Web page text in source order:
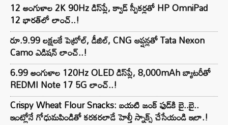
12 అంగుళాల 2K 90Hz డిస్‌ప్లే, క్వాడ్ స్పీకర్లతో HP OmniPad
12 భారత్‌లో లాంచ్..!
రూ.9.99 లక్షలకే పెట్రోల్, డీజిల్, CNG ఆప్షన్లతో Tata Nexon
Camo ఎడిషన్ లాంచ్..!
6.99 అంగుళాల 120Hz OLED డిస్‌ప్లే, 8,000mAh బ్యాటరీతో
REDMI Note 17 5G లాంచ్..!
Crispy Wheat Flour Snacks: బయటి జంక్ ఫుడ్‌కి బై..బై..
ఇంట్లోనే గోధుమపిండితో కరకరలాడే హెల్తీ స్నాక్స్ చేసేయండి ఇలా.!